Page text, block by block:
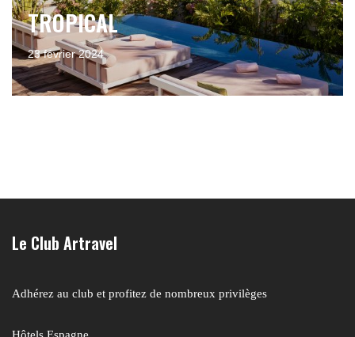
TROPICAL
23 février 2024
Le Club Artravel
Adhérez au club et profitez de nombreux privilèges